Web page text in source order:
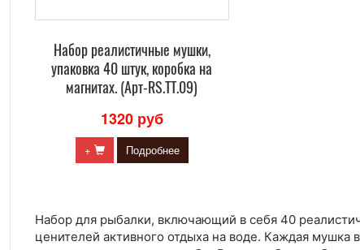
Набор реалистичные мушки,
упаковка 40 штук, коробка на
магнитах. (Арт-RS.TT.09)
1320 руб
+ Подробнее
Набор для рыбалки, включающий в себя 40
ценителей активного отдыха на воде. Каждая мушка